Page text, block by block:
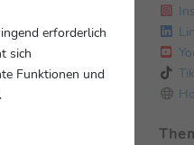
erforderlich
sich
Funktionen und